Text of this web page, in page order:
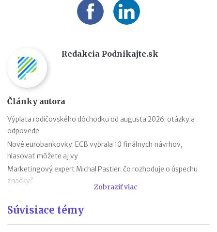
Redakcia Podnikajte.sk
Články autora
Výplata rodičovského dôchodku od augusta 2026: otázky a
odpovede
Nové eurobankovky: ECB vybrala 10 finálnych návrhov,
hlasovať môžete aj vy
Marketingový expert Michal Pastier: čo rozhoduje o úspechu
značky?
hodnotení pracovných miest
Kontroly odpočtu DPH pri autách na podnikanie
Zobraziť viac
Súvisiace témy